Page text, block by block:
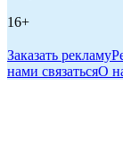
16+
Заказать рекламу
нами связатьсяО